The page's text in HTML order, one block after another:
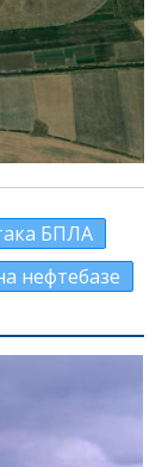
БПЛА
нефтебазе